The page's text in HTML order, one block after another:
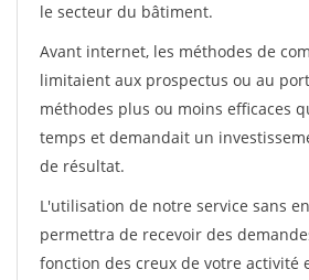
le secteur du bâtiment.
Avant internet, les méthodes de
limitaient aux prospectus ou au
méthodes plus ou moins efficaces
temps et demandait un
de résultat.
L'utilisation de notre service sans
permettra de recevoir des
fonction des creux de votre activité